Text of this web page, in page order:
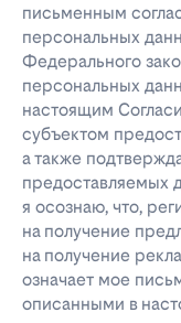
письменным
персональных
Федерального
персональных
настоящим
субъектом
а также
предоставляемых
я осознаю, что,
на получение
на получение
означает мое
описанными в